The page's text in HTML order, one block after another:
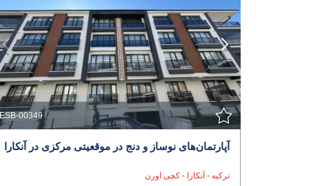
مشاهده جزئیات
با نمایندگی تماس بگیرید
ESB-00349
آپارتمان‌های نوساز و دنج در موقعیتی مرکزی در آنکارا
ترکیه - آنکارا - کچی اورن